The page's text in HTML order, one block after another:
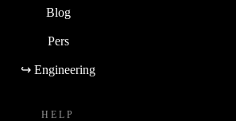
Blog
Pers
↪ Engineering
HELP